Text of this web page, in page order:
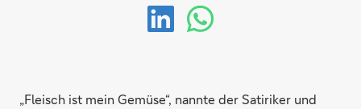
„Fleisch ist mein Gemüse“, nannte der Satiriker und